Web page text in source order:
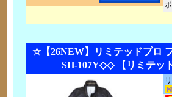
☆【26NEW】リミテッドプロ
SH-107Y◇◇ 【リミテッ